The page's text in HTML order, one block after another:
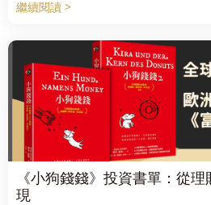
繼續閱讀 >
《小狗錢錢》投資書單：從
現